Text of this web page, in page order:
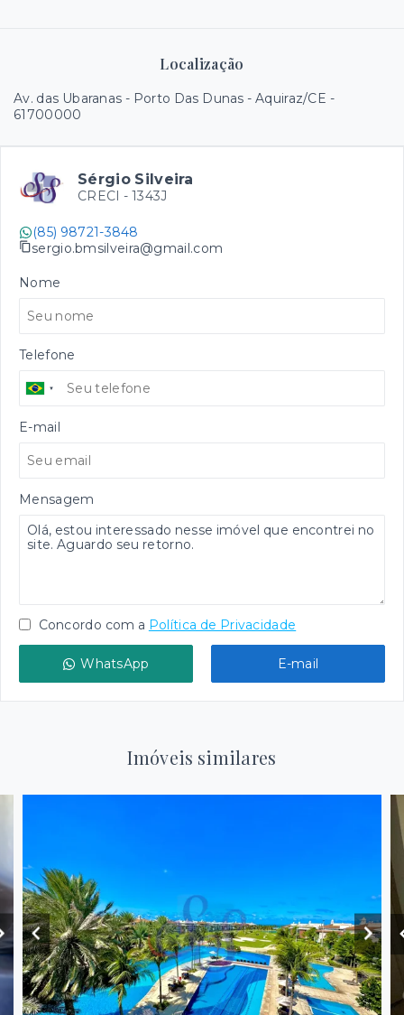
Localização
Av. das Ubaranas - Porto Das Dunas - Aquiraz/CE -
61700000
Sérgio Silveira
CRECI - 1343J
(85) 98721-3848
sergio.bmsilveira@gmail.com
Nome
Telefone
E-mail
Mensagem
Concordo com a Política de Privacidade
WhatsApp E-mail
Imóveis similares